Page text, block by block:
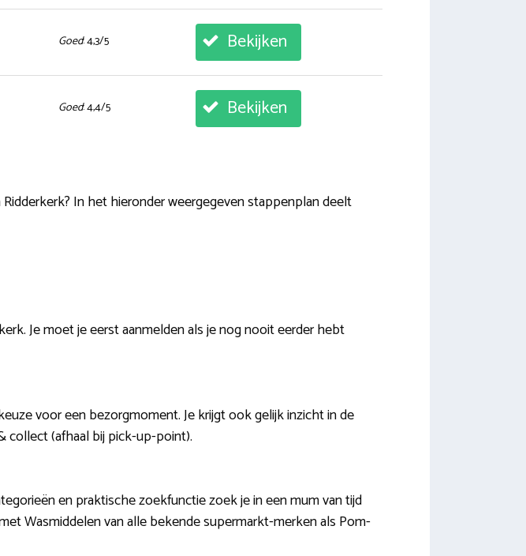
Goed: 4,3/5 Bekijken
Goed: 4,4/5 Bekijken
In het hieronder weergegeven stappenplan deelt
Je moet je eerst aanmelden als je nog nooit eerder hebt
voor een bezorgmoment. Je krijgt ook gelijk inzicht in de
collect (afhaal bij pick-up-point).
en praktische zoekfunctie zoek je in een mum van tijd
Wasmiddelen van alle bekende supermarkt-merken als Pom-